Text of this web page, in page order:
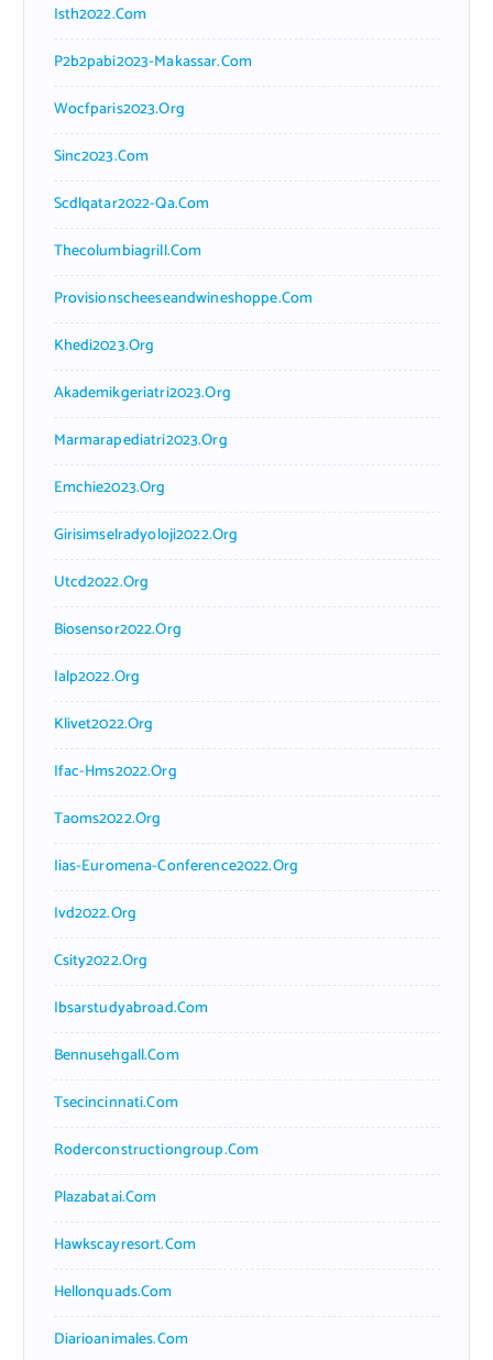
Isth2022.com
P2b2pabi2023-Makassar.com
Wocfparis2023.org
Sinc2023.com
Scdlqatar2022-Qa.com
Thecolumbiagrill.com
Provisionscheeseandwineshoppe.com
Khedi2023.org
Akademikgeriatri2023.org
Marmarapediatri2023.org
Emchie2023.org
Girisimselradyoloji2022.org
Utcd2022.org
Biosensor2022.org
Ialp2022.org
Klivet2022.org
Ifac-Hms2022.org
Taoms2022.org
Iias-Euromena-Conference2022.org
Ivd2022.org
Csity2022.org
Ibsarstudyabroad.com
Bennusehgall.com
Tsecincinnati.com
Roderconstructiongroup.com
Plazabatai.com
Hawkscayresort.com
Hellonquads.com
Diarioanimales.com